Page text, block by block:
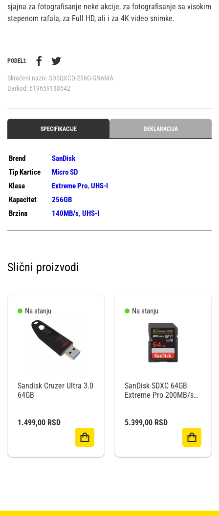
sjajna za fotografisanje neke akcije, za fotografisanje sa visokim
stepenom rafala, za Full HD, ali i za 4K video snimke.
PODELI:
Skraćeni naziv:SDSQXCD-256G-GN6MA
Barkod: 619659188542
SPECIFIKACIJE DEKLARACIJA
Brend
SanDisk
Tip Kartice
Micro SD
Klasa
Extreme Pro, UHS-I
Kapacitet
256GB
Brzina
140MB/s, UHS-I
Slični proizvodi
Na stanju
Sandisk Cruzer Ultra 3.0
64GB
1.499,00 RSD
Na stanju
SanDisk SDXC 64GB
Extreme Pro 200MB/s
5.399,00 RSD